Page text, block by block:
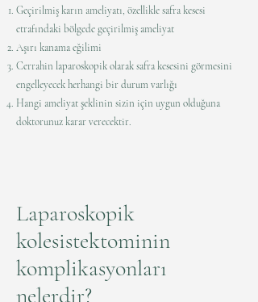
Geçirilmiş karın ameliyatı, özellikle safra kesesi
etrafındaki bölgede geçirilmiş ameliyat
Aşırı kanama eğilimi
Cerrahin laparoskopik olarak safra kesesini görmesini
engelleyecek herhangi bir durum varlığı
Hangi ameliyat şeklinin sizin için uygun olduğuna
doktorunuz karar verecektir.
Laparoskopik
kolesistektominin
komplikasyonları
nelerdir?